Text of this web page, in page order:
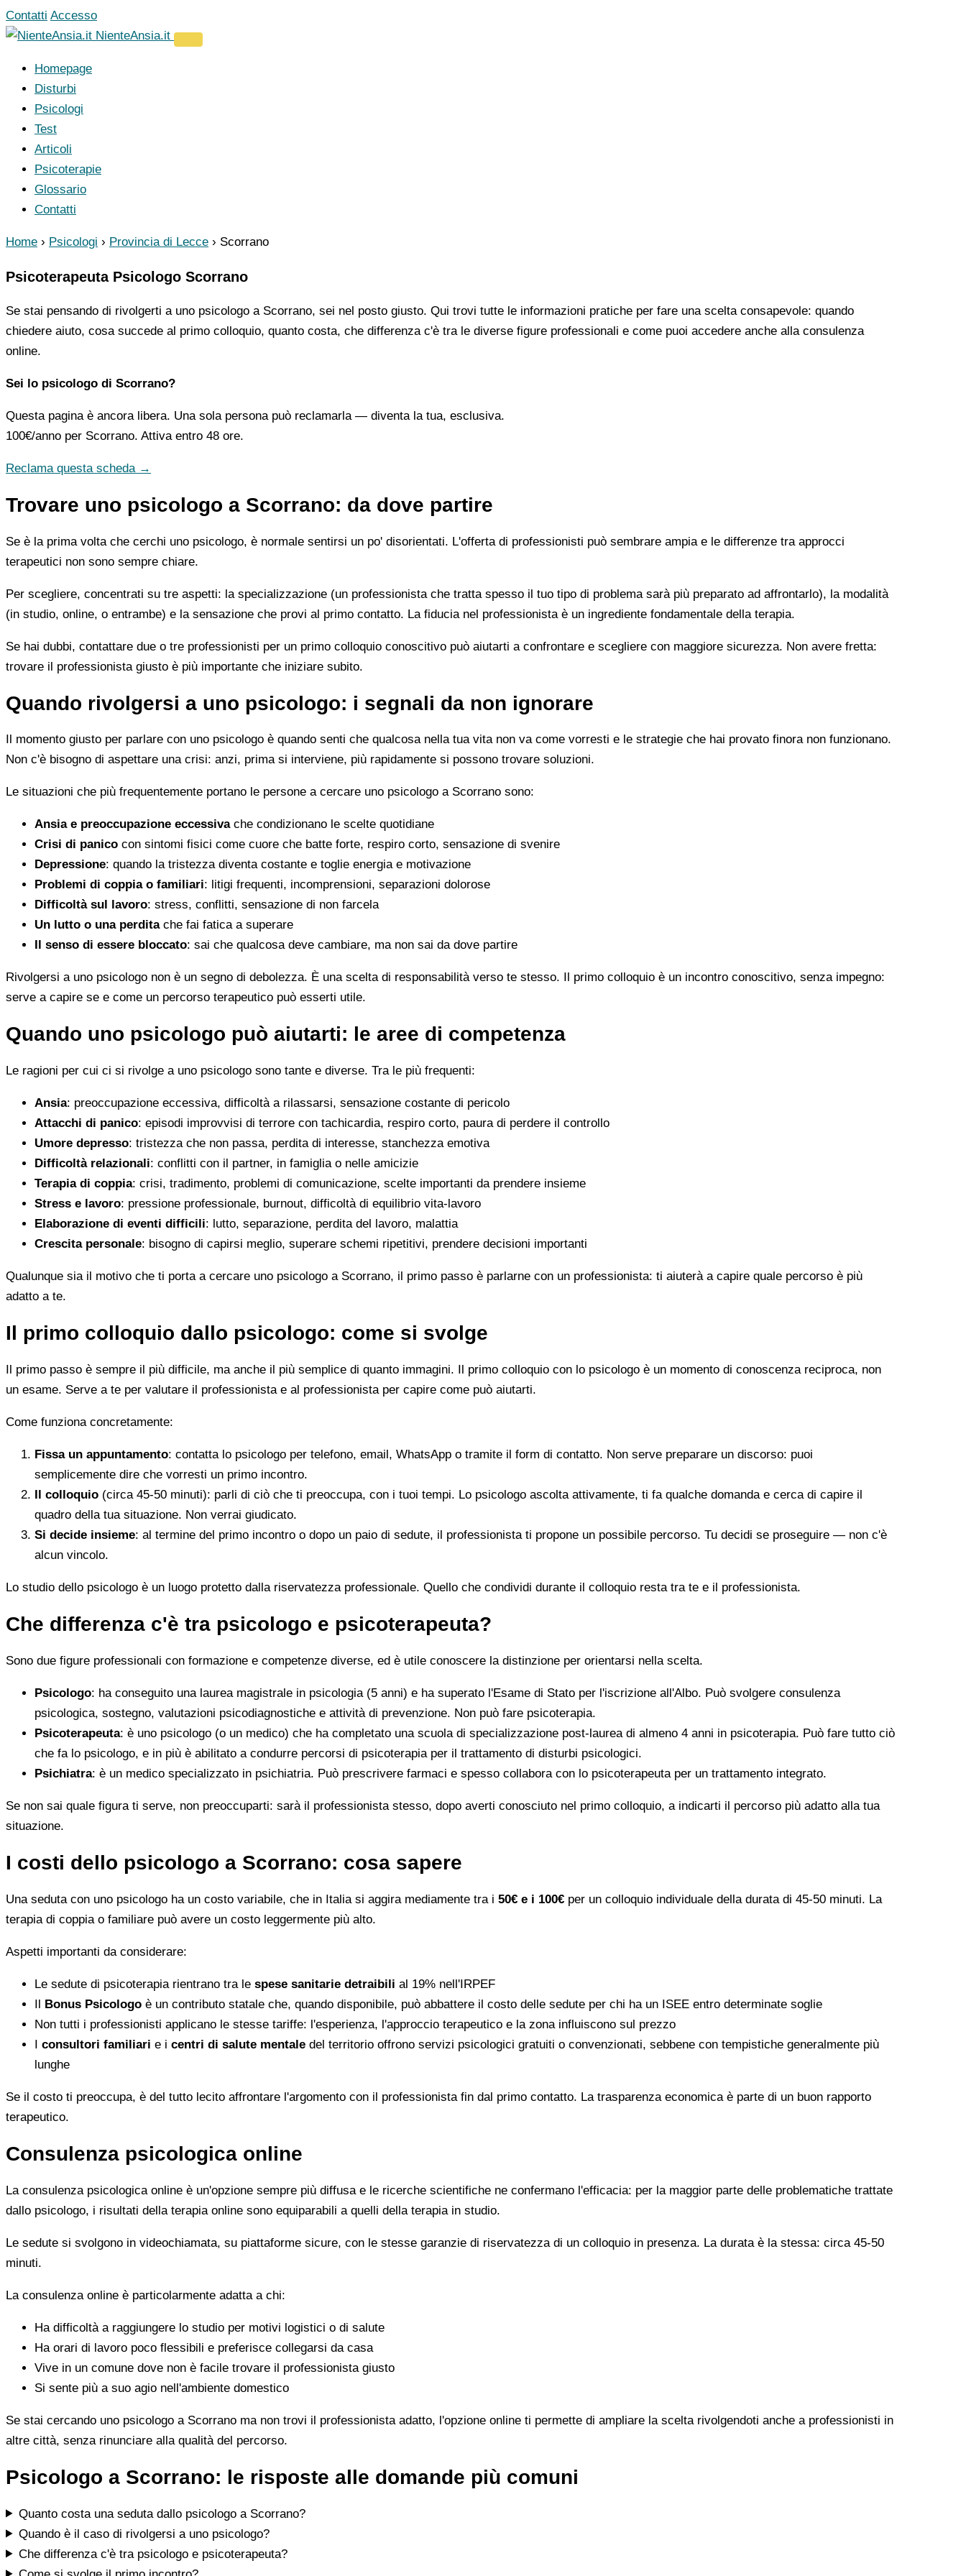
Vai
al
Contatti Accesso
NienteAnsia.it
Homepage
Disturbi
Psicologi
Test
Articoli
Psicoterapie
Glossario
Contatti
Home › Psicologi › Provincia di Lecce › Scorrano
Psicoterapeuta Psicologo Scorrano
Se stai pensando di rivolgerti a uno psicologo a Scorrano, sei nel posto giusto. Qui trovi tutte le informazioni pratiche per fare una scelta consapevole: quando
chiedere aiuto, cosa succede al primo colloquio, quanto costa, che differenza c'è tra le diverse figure professionali e come puoi accedere anche alla consulenza
online.
Sei lo psicologo di Scorrano?
Questa pagina è ancora libera. Una sola persona può reclamarla — diventa la tua, esclusiva.
100€/anno per Scorrano. Attiva entro 48 ore.
Reclama questa scheda →
Trovare uno psicologo a Scorrano: da dove partire
Se è la prima volta che cerchi uno psicologo, è normale sentirsi un po' disorientati. L'offerta di professionisti può sembrare ampia e le differenze tra approcci
terapeutici non sono sempre chiare.
Per scegliere, concentrati su tre aspetti: la specializzazione (un professionista che tratta spesso il tuo tipo di problema sarà più preparato ad affrontarlo), la modalità
(in studio, online, o entrambe) e la sensazione che provi al primo contatto. La fiducia nel professionista è un ingrediente fondamentale della terapia.
Se hai dubbi, contattare due o tre professionisti per un primo colloquio conoscitivo può aiutarti a confrontare e scegliere con maggiore sicurezza. Non avere fretta:
trovare il professionista giusto è più importante che iniziare subito.
Quando rivolgersi a uno psicologo: i segnali da non ignorare
Il momento giusto per parlare con uno psicologo è quando senti che qualcosa nella tua vita non va come vorresti e le strategie che hai provato finora non funzionano.
Non c'è bisogno di aspettare una crisi: anzi, prima si interviene, più rapidamente si possono trovare soluzioni.
Le situazioni che più frequentemente portano le persone a cercare uno psicologo a Scorrano sono:
Ansia e preoccupazione eccessivache condizionano le scelte quotidiane
Crisi di panico con sintomi fisici come cuore che batte forte, respiro corto, sensazione di svenire
Depressione: quando la tristezza diventa costante e toglie energia e motivazione
Problemi di coppia o familiari: litigi frequenti, incomprensioni, separazioni dolorose
Difficoltà sul lavoro: stress, conflitti, sensazione di non farcela
Un lutto o una perditache fai fatica a superare
Il senso di essere bloccato: sai che qualcosa deve cambiare, ma non sai da dove partire
Rivolgersi a uno psicologo non è un segno di debolezza. È una scelta di responsabilità verso te stesso. Il primo colloquio è un incontro conoscitivo, senza impegno:
serve a capire se e come un percorso terapeutico può esserti utile.
Quando uno psicologo può aiutarti: le aree di competenza
Le ragioni per cui ci si rivolge a uno psicologo sono tante e diverse. Tra le più frequenti:
Ansia: preoccupazione eccessiva, difficoltà a rilassarsi, sensazione costante di pericolo
Attacchi di panico: episodi improvvisi di terrore con tachicardia, respiro corto, paura di perdere il controllo
Umore depresso: tristezza che non passa, perdita di interesse, stanchezza emotiva
Difficoltà relazionali: conflitti con il partner, in famiglia o nelle amicizie
Terapia di coppia: crisi, tradimento, problemi di comunicazione, scelte importanti da prendere insieme
Stress e lavoro: pressione professionale, burnout, difficoltà di equilibrio vita-lavoro
Elaborazione di eventi difficili: lutto, separazione, perdita del lavoro, malattia
Crescita personale: bisogno di capirsi meglio, superare schemi ripetitivi, prendere decisioni importanti
Qualunque sia il motivo che ti porta a cercare uno psicologo a Scorrano, il primo passo è parlarne con un professionista: ti aiuterà a capire quale percorso è più
adatto a te.
Il primo colloquio dallo psicologo: come si svolge
Il primo passo è sempre il più difficile, ma anche il più semplice di quanto immagini. Il primo colloquio con lo psicologo è un momento di conoscenza reciproca, non
un esame. Serve a te per valutare il professionista e al professionista per capire come può aiutarti.
Come funziona concretamente:
Fissa un appuntamento: contatta lo psicologo per telefono, email, WhatsApp o tramite il form di contatto. Non serve preparare un discorso: puoi
semplicemente dire che vorresti un primo incontro.
Il colloquio (circa 45-50 minuti): parli di ciò che ti preoccupa, con i tuoi tempi. Lo psicologo ascolta attivamente, ti fa qualche domanda e cerca di capire il
quadro della tua situazione. Non verrai giudicato.
Si decide insieme: al termine del primo incontro o dopo un paio di sedute, il professionista ti propone un possibile percorso. Tu decidi se proseguire — non c'è
alcun vincolo.
Lo studio dello psicologo è un luogo protetto dalla riservatezza professionale. Quello che condividi durante il colloquio resta tra te e il professionista.
Che differenza c'è tra psicologo e psicoterapeuta?
Sono due figure professionali con formazione e competenze diverse, ed è utile conoscere la distinzione per orientarsi nella scelta.
Psicologo: ha conseguito una laurea magistrale in psicologia (5 anni) e ha superato l'Esame di Stato per l'iscrizione all'Albo. Può svolgere consulenza
psicologica, sostegno, valutazioni psicodiagnostiche e attività di prevenzione. Non può fare psicoterapia.
Psicoterapeuta: è uno psicologo (o un medico) che ha completato una scuola di specializzazione post-laurea di almeno 4 anni in psicoterapia. Può fare tutto ciò
che fa lo psicologo, e in più è abilitato a condurre percorsi di psicoterapia per il trattamento di disturbi psicologici.
Psichiatra: è un medico specializzato in psichiatria. Può prescrivere farmaci e spesso collabora con lo psicoterapeuta per un trattamento integrato.
Se non sai quale figura ti serve, non preoccuparti: sarà il professionista stesso, dopo averti conosciuto nel primo colloquio, a indicarti il percorso più adatto alla tua
situazione.
I costi dello psicologo a Scorrano: cosa sapere
Una seduta con uno psicologo ha un costo variabile, che in Italia si aggira mediamente tra i 50€ e i 100€ per un colloquio individuale della durata di 45-50 minuti. La
terapia di coppia o familiare può avere un costo leggermente più alto.
Aspetti importanti da considerare:
Le sedute di psicoterapia rientrano tra le spese sanitarie detraibili al 19% nell'IRPEF
Il Bonus Psicologo è un contributo statale che, quando disponibile, può abbattere il costo delle sedute per chi ha un ISEE entro determinate soglie
Non tutti i professionisti applicano le stesse tariffe: l'esperienza, l'approccio terapeutico e la zona influiscono sul prezzo
I consultori familiari e i centri di salute mentale del territorio offrono servizi psicologici gratuiti o convenzionati, sebbene con tempistiche generalmente più
lunghe
Se il costo ti preoccupa, è del tutto lecito affrontare l'argomento con il professionista fin dal primo contatto. La trasparenza economica è parte di un buon rapporto
terapeutico.
Consulenza psicologica online
La consulenza psicologica online è un'opzione sempre più diffusa e le ricerche scientifiche ne confermano l'efficacia: per la maggior parte delle problematiche trattate
dallo psicologo, i risultati della terapia online sono equiparabili a quelli della terapia in studio.
Le sedute si svolgono in videochiamata, su piattaforme sicure, con le stesse garanzie di riservatezza di un colloquio in presenza. La durata è la stessa: circa 45-50
minuti.
La consulenza online è particolarmente adatta a chi:
Ha difficoltà a raggiungere lo studio per motivi logistici o di salute
Ha orari di lavoro poco flessibili e preferisce collegarsi da casa
Vive in un comune dove non è facile trovare il professionista giusto
Si sente più a suo agio nell'ambiente domestico
Se stai cercando uno psicologo a Scorrano ma non trovi il professionista adatto, l'opzione online ti permette di ampliare la scelta rivolgendoti anche a professionisti in
altre città, senza rinunciare alla qualità del percorso.
Psicologo a Scorrano: le risposte alle domande più comuni
Quanto costa una seduta dallo psicologo a Scorrano?
Quando è il caso di rivolgersi a uno psicologo?
Che differenza c'è tra psicologo e psicoterapeuta?